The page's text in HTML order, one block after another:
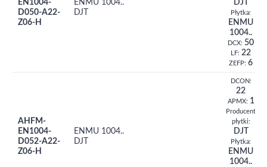
EN1004-
D050-A22-
Z06-H
ENMU 1004..
DJT
DJT
Płytka:
ENMU
1004..
DCX: 50
LF: 22
ZEFP: 6
AHFM-
EN1004-
D052-A22-
Z06-H
ENMU 1004..
DJT
DCON:
22
APMX: 1
Producent
płytki:
DJT
Płytka:
ENMU
1004..